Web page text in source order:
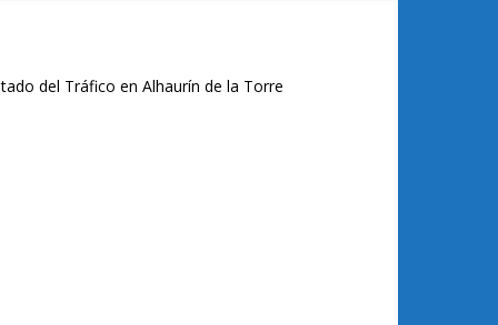
del Tráfico en Alhaurín de la Torre